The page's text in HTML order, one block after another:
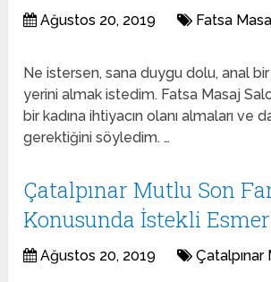
Ağustos 20, 2019 Fatsa
Ne istersen, sana duygu dolu, anal
yerini almak istedim. Fatsa Masaj
bir kadına ihtiyacın olanı almaları ve
gerektiğini söyledim. …
Çatalpınar Mutlu Son
Konusunda İstekli
Ağustos 20, 2019 Çatalpınar